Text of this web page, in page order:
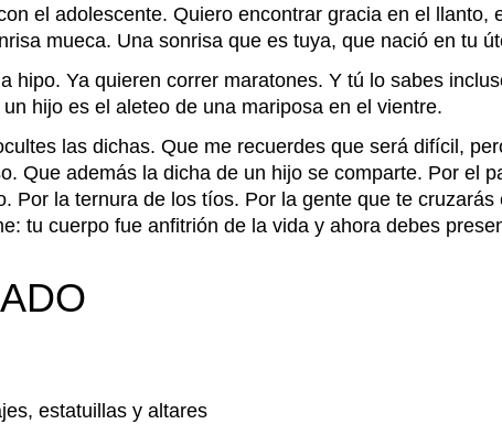
el adolescente. Quiero encontrar gracia en el
mueca. Una sonrisa que es tuya, que nació en tu
hipo. Ya quieren correr maratones. Y tú lo sabes
hijo es el aleteo de una mariposa en el vientre.
las dichas. Que me recuerdes que será difícil,
Que además la dicha de un hijo se comparte. Por el
Por la ternura de los tíos. Por la gente que te
tu cuerpo fue anfitrión de la vida y ahora debes
estatuillas y altares